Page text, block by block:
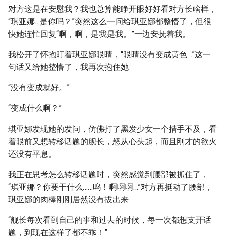
对方这是在安慰我？我也总算能睁开眼好好看对方长啥样，
“琪亚娜…是你吗？”突然这么一问给琪亚娜都整懵了，但很
快她连忙回复“啊，啊，是我是我。”一边安抚着我。
我松开了怀抱盯着琪亚娜眼睛，“眼睛没有变成黄色…”这一
句话又给她整懵了，我再次抱住她
“没有变成就好。”
“变成什么啊？”
琪亚娜发现她的发问，仿佛打了黑发少女一个措手不及，看
着眼前又想转移话题的舰长，怒从心头起，而且刚才的欲火
还没有平息。
我正在思考怎么转移话题时，突然感觉到腰部被抓住了，
“琪亚娜？你要干什么……呜！啊啊啊…”对方再挺动了腰部，
琪亚娜的肉棒刚刚居然没有拔出来
“舰长每次看到自己的事和过去的时候，每一次都想支开话
题，到现在这样了都不乖！”